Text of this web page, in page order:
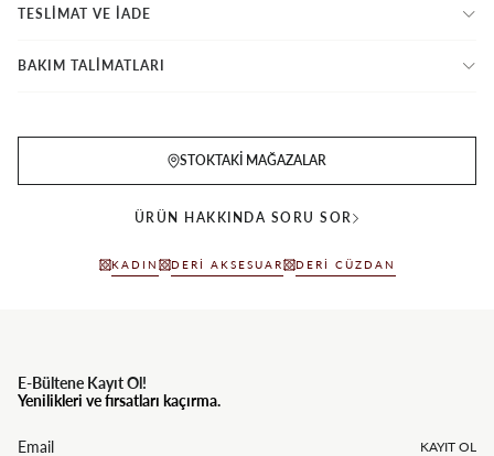
TESLİMAT VE İADE
BAKIM TALİMATLARI
STOKTAKI MAĞAZALAR
ÜRÜN HAKKINDA SORU SOR
KADIN DERI AKSESUAR DERI CÜZDAN
E-Bültene Kayıt Ol!
Yenilikleri ve fırsatları kaçırma.
KAYIT OL